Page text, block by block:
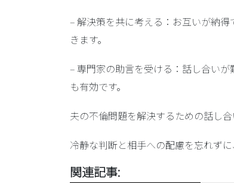
–解決策を共に考える ：お互いが納
きます。
–専門家の助言を受ける ：話し合い
も有効です。
夫の不倫問題を解決するための話し
冷静な判断と相手への配慮を忘れず
関連記事: